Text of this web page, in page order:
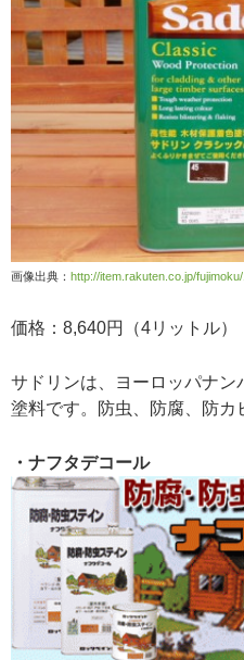
画像出典： http://item.rakuten.co.jp/
価格：8,640円（4リットル
サドリンは、ヨーロッパナン
塗料です。防虫、防腐、防カ
・ナフタデコール